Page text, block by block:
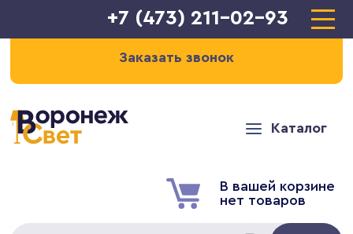
+7 (473) 211-02-93
Заказать звонок
Каталог
В вашей корзине
нет товаров